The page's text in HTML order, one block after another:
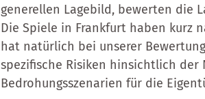
generellen Lagebild, bewerten die
Die Spiele in Frankfurt haben kurz
hat natürlich bei unserer
spezifische Risiken hinsichtlich der
Bedrohungsszenarien für die